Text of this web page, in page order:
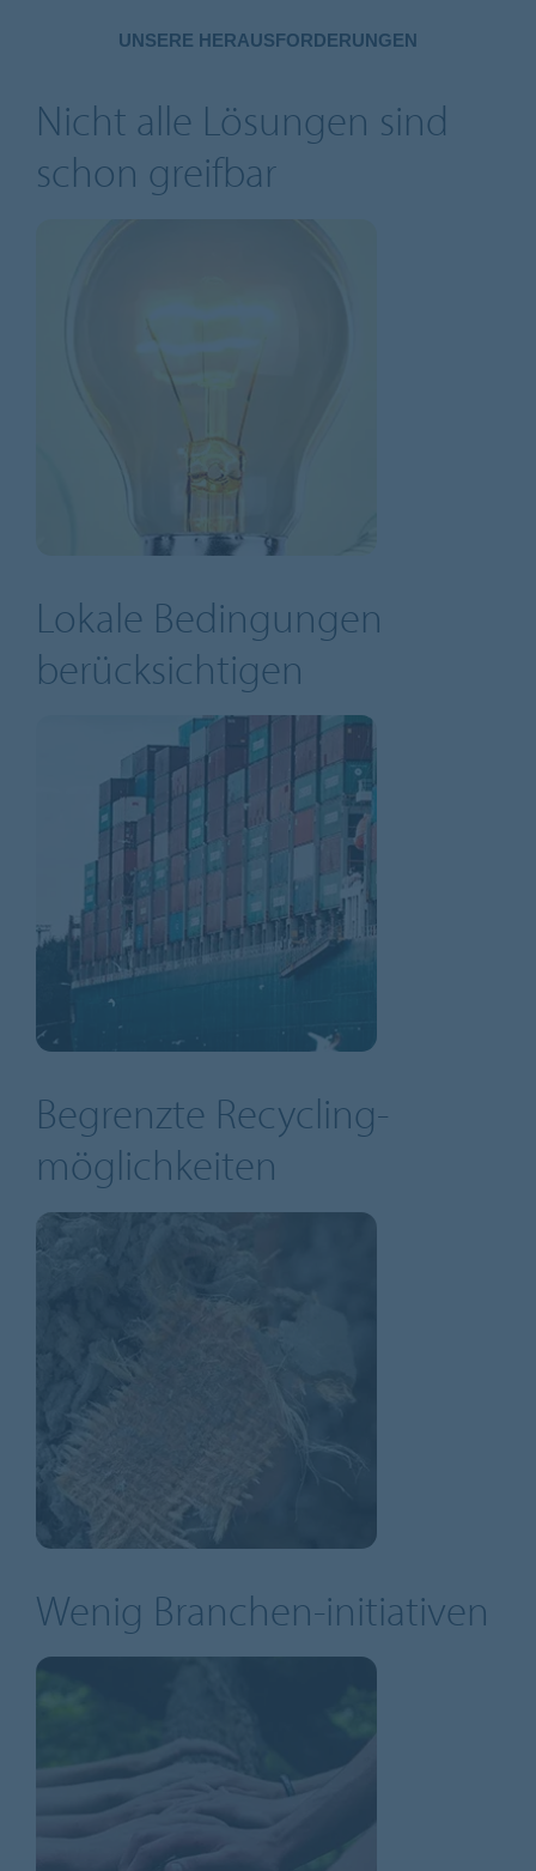
UNSERE HERAUSFORDERUNGEN
Nicht alle Lösungen sind
schon greifbar
Lokale Bedingungen
berücksichtigen
Begrenzte Recycling-
möglichkeiten
Wenig Branchen-initiativen